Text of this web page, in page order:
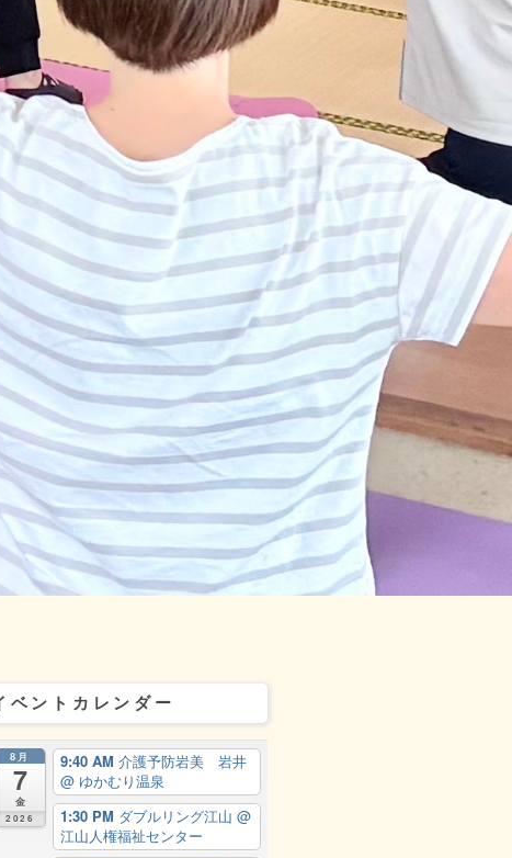
ベントカレンダー
8月
7
金
2026
9:40 AM 介護予防岩美 岩井
@ ゆかむり温泉
1:30 PM ダブルリング江山 @
江山人権福祉センター